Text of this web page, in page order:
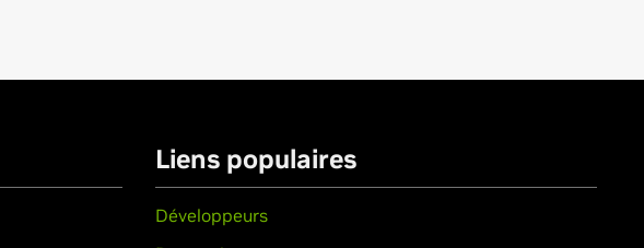
Liens populaires
Développeurs